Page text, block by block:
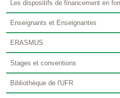
Les dispositifs de financement en
Enseignants et Enseignantes
ERASMUS
Stages et conventions
Bibliothèque de l'UFR